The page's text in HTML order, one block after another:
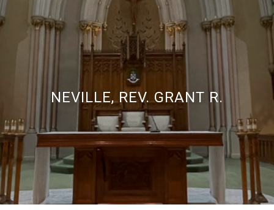
NEVILLE, REV. GRANT R.